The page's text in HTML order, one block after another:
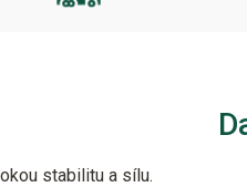
stabilitu a sílu.